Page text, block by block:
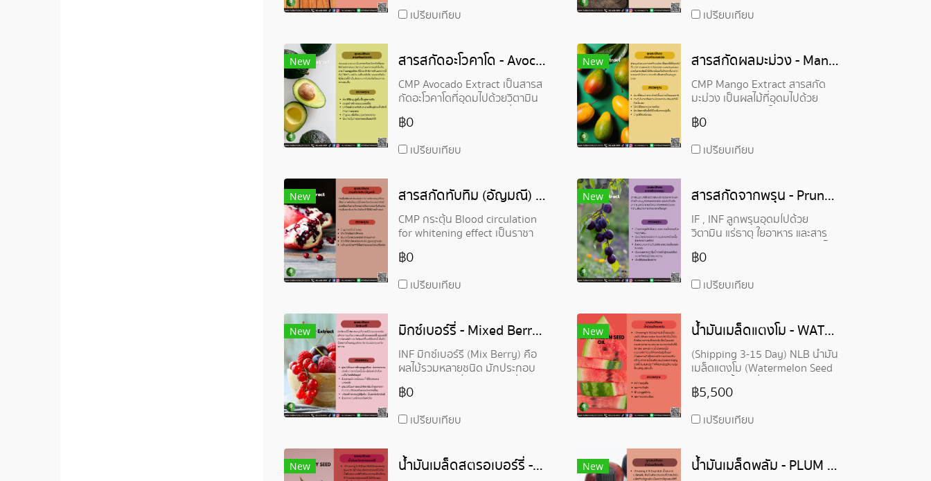
คุณสมบัติในการต่อต้านอนุมูล
เปรียบเทียบ
ที่จำเป็น ที่ช่วยปรับสมดุล ควบคุม
เปรียบเทียบ
New สารสกัดอะโวคาโด - Avocado Extract
CMP Avocado Extract เป็นสารส
กัดอะโวคาโดที่อุดมไปด้วยวิตามิน
เอ วิตามินดี และวิตามินอี ซึ่งเป็น
สารต้านอนุมูลอิสระที่มี
แห้งและขาดความชุ่มชื้น
฿0
เปรียบเทียบ
New สารสกัดผลมะม่วง - Mango Extract
CMP Mango Extract สารสกัด
มะม่วง เป็นผลไม้ที่อุดมไปด้วย
วิตามินและแร่ธาตุ โดยเฉพาะ
carbohydrates ช่วยในการเติมน้ำ
ธรรมชาติ มีความปลอดภัย เป็น
฿0
เปรียบเทียบ
New สารสกัดทับทิม (อัญมณี) - Ruby Extract
CMP กระตุ้น Blood circulation
for whitening effect เป็นราชา
แห่งอัญมณีด้วยพลังแห่งดวง
อาทิตย์ ช่วยป้องกันการสึกหรอ
การไหลเวียนโลหิต ทำให้สีผิว
฿0
เปรียบเทียบ
New สารสกัดจากพรุน - Prune Extract
IF , INF ลูกพรุนอุดมไปด้วย
วิตามิน แร่ธาตุ ใยอาหาร และสาร
ต้านอนุมูลอิสระหลายชนิด อุดมไป
ด้วยใยอาหารและมีสารซอร์บิทอล
฿0
เปรียบเทียบ
New มิกซ์เบอร์รี่ - Mixed Berry Extract
INF มิกซ์เบอร์รี่ (Mix Berry) คือ
ผลไม้รวมหลายชนิด มักประกอบ
ด้วย ราสเบอร์รี่ สตรอเบอร์รี่
บลูเบอร์รี่ เคอร์แรนท์ดำ และ โกจิ
อิสระ วิตามิน แร่ธาตุ และใยอาหาร
฿0
เปรียบเทียบ
New น้ำมันเมล็ดแตงโม - WATERMELON SEED OIL
(Shipping 3-15 Day) NLB น้ำมัน
เมล็ดแตงโม (Watermelon Seed
Oil) เป็นน้ำมันที่สกัดมาจากเมล็ด
แตงโม มีความช่วยเสริมสร้าง
สูญเสียน้ำในผิวหนัง ทำให้ผิวหนังดู
฿5,500
เปรียบเทียบ
New น้ำมันเมล็ดสตรอเบอร์รี่ - STRAWBERRY SEED OIL New น้ำมันเมล็ดพลัม - PLUM KERNEL OIL